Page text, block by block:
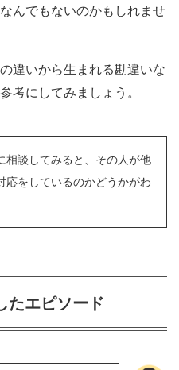
んでもないのかもしれませ
違いから生まれる勘違いな
考にしてみましょう。
相談してみると、その人が他
応をしているのかどうかがわ
たエピソード